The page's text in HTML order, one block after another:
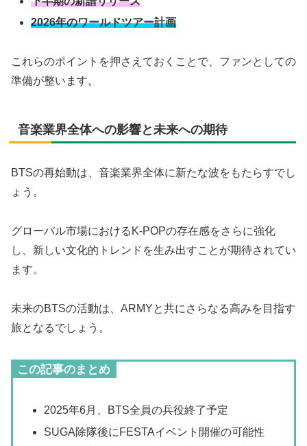
2026年のワールドツアー計画
これらのポイントを押さえておくことで、ファンとしての
準備が整います。
音楽業界全体への影響と未来への期待
BTSの再始動は、音楽業界全体に新たな波をもたらすでし
ょう。
グローバル市場におけるK-POPの存在感をさらに強化
し、新しい文化的トレンドを生み出すことが期待されてい
ます。
未来のBTSの活動は、ARMYと共にさらなる高みを目指す
旅となるでしょう。
この記事のまとめ
2025年6月、BTS全員の兵役終了予定
SUGA除隊後にFESTAイベント開催の可能性